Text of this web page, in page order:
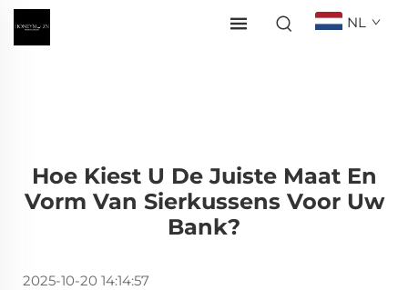
NL
Hoe Kiest U De Juiste Maat En
Vorm Van Sierkussens Voor Uw
Bank?
2025-10-20 14:14:57